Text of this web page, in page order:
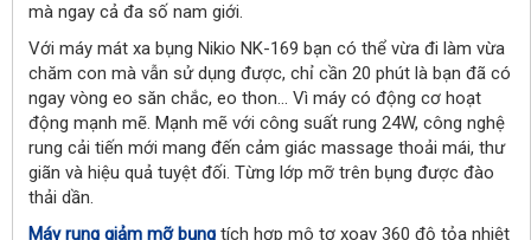
mà ngay cả đa số nam giới.
Với máy mát xa bụng Nikio NK-169 bạn có thể vừa đi làm vừa
chăm con mà vẫn sử dụng được, chỉ cần 20 phút là bạn đã có
ngay vòng eo săn chắc, eo thon… Vì máy có động cơ hoạt
động mạnh mẽ. Mạnh mẽ với công suất rung 24W, công nghệ
rung cải tiến mới mang đến cảm giác massage thoải mái, thư
giãn và hiệu quả tuyệt đối. Từng lớp mỡ trên bụng được đào
thải dần.
Máy rung giảm mỡ bụng tích hợp mô tơ xoay 360 độ tỏa nhiệt